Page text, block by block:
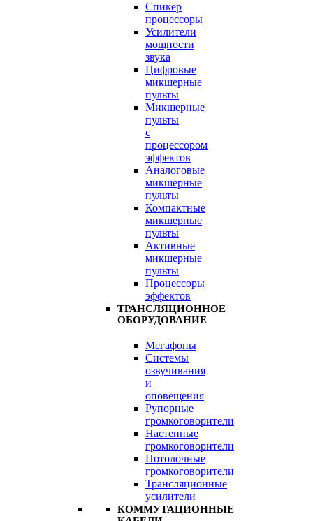
Спикер
процессоры
Усилители
мощности
звука
Цифровые
микшерные
пульты
Микшерные
пульты
с
процессором
эффектов
Аналоговые
микшерные
пульты
Компактные
микшерные
пульты
Активные
микшерные
пульты
Процессоры
эффектов
ТРАНСЛЯЦИОННОЕ
ОБОРУДОВАНИЕ
Мегафоны
Системы
озвучивания
и
оповещения
Рупорные
громкоговорители
Настенные
громкоговорители
Потолочные
громкоговорители
Трансляционные
усилители
КОММУТАЦИОННЫЕ